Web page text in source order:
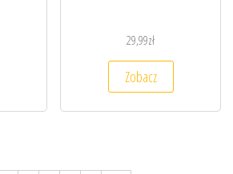
29,99zł
Zobacz